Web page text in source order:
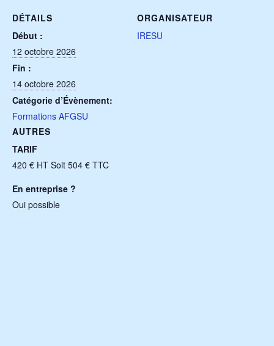
DÉTAILS
Début :
12 octobre 2026
Fin :
14 octobre 2026
Catégorie d’Évènement:
Formations AFGSU
ORGANISATEUR
IRESU
AUTRES
TARIF
420 € HT Soit 504 € TTC
En entreprise ?
Oui possible